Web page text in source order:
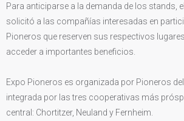
Para anticiparse a la demanda de los stands,
solicitó a las compañías interesadas en
Pioneros que reserven sus respectivos
acceder a importantes beneficios.
Expo Pioneros es organizada por Pioneros del
integrada por las tres cooperativas más
central: Chortitzer, Neuland y Fernheim.